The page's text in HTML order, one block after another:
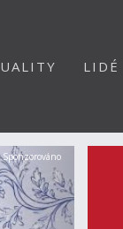
LIDÉ
Další
Sponzorováno